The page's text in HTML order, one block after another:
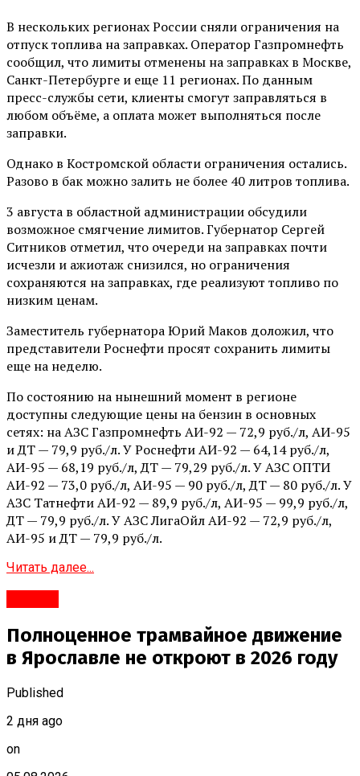
В нескольких регионах России сняли ограничения на
отпуск топлива на заправках. Оператор Газпромнефть
сообщил, что лимиты отменены на заправках в Москве,
Санкт-Петербурге и еще 11 регионах. По данным
пресс-службы сети, клиенты смогут заправляться в
любом объёме, а оплата может выполняться после
заправки.
Однако в Костромской области ограничения остались.
Разово в бак можно залить не более 40 литров топлива.
3 августа в областной администрации обсудили
возможное смягчение лимитов. Губернатор Сергей
Ситников отметил, что очереди на заправках почти
исчезли и ажиотаж снизился, но ограничения
сохраняются на заправках, где реализуют топливо по
низким ценам.
Заместитель губернатора Юрий Маков доложил, что
представители Роснефти просят сохранить лимиты
еще на неделю.
По состоянию на нынешний момент в регионе
доступны следующие цены на бензин в основных
сетях: на АЗС Газпромнефть АИ-92 — 72,9 руб./л, АИ-95
и ДТ — 79,9 руб./л. У Роснефти АИ-92 — 64,14 руб./л,
АИ-95 — 68,19 руб./л, ДТ — 79,29 руб./л. У АЗС ОПТИ
АИ-92 — 73,0 руб./л, АИ-95 — 90 руб./л, ДТ — 80 руб./л. У
АЗС Татнефти АИ-92 — 89,9 руб./л, АИ-95 — 99,9 руб./л,
ДТ — 79,9 руб./л. У АЗС ЛигаОйл АИ-92 — 72,9 руб./л,
АИ-95 и ДТ — 79,9 руб./л.
Читать далее...
Полноценное трамвайное движение
в Ярославле не откроют в 2026 году
Published
2 дня ago
on